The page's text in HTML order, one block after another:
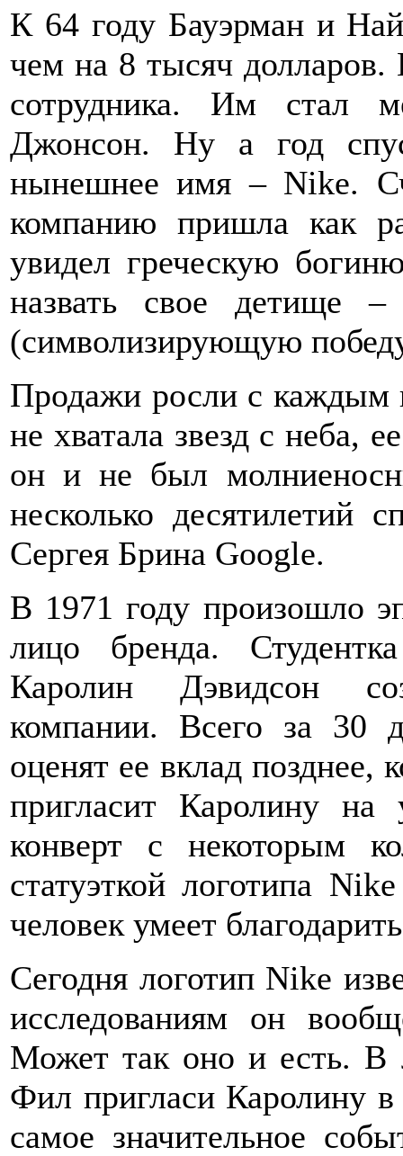
К 64 году Бауэрман и
чем на 8 тысяч долларов.
сотрудника. Им стал
Джонсон. Ну а год
нынешнее имя – Nike.
компанию пришла как
увидел греческую
назвать свое детище
(символизирующую
Продажи росли с каждым
не хватала звезд с неба,
он и не был
несколько десятилетий
Сергея Брина Google.
В 1971 году произошло
лицо бренда.
Каролин Дэвидсон
компании. Всего за 30
оценят ее вклад
пригласит Каролину
конверт с некоторым
статуэткой логотипа
человек умеет
Сегодня логотип Nike
исследованиям он
Может так оно и есть. В
Фил пригласи Каролину
самое значительное